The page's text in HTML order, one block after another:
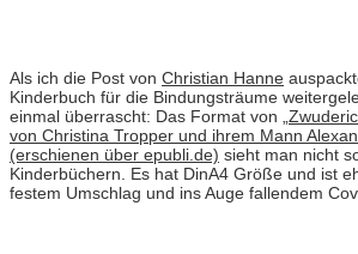
Als ich die Post von Christian Hanne
Kinderbuch für die Bindungsträume
einmal überrascht: Das Format von
von Christina Tropper und ihrem Mann
(erschienen über epubli.de) sieht man nicht
Kinderbüchern. Es hat DinA4 Größe und ist
festem Umschlag und ins Auge fallendem